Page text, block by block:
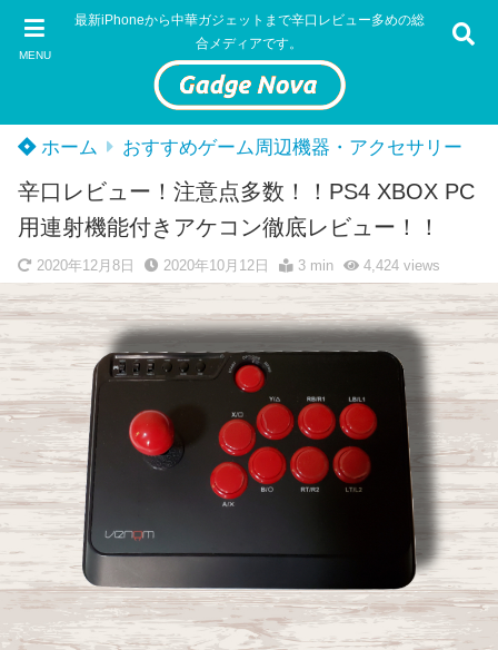
MENU
最新iPhoneから中華ガジェットまで辛口レビュー多めの総
合メディアです。
ホーム おすすめゲーム周辺機器・アクセサリー
辛口レビュー！注意点多数！！PS4 XBOX PC
用連射機能付きアケコン徹底レビュー！！
2020年12月8日 2020年10月12日 3 min 4,424views